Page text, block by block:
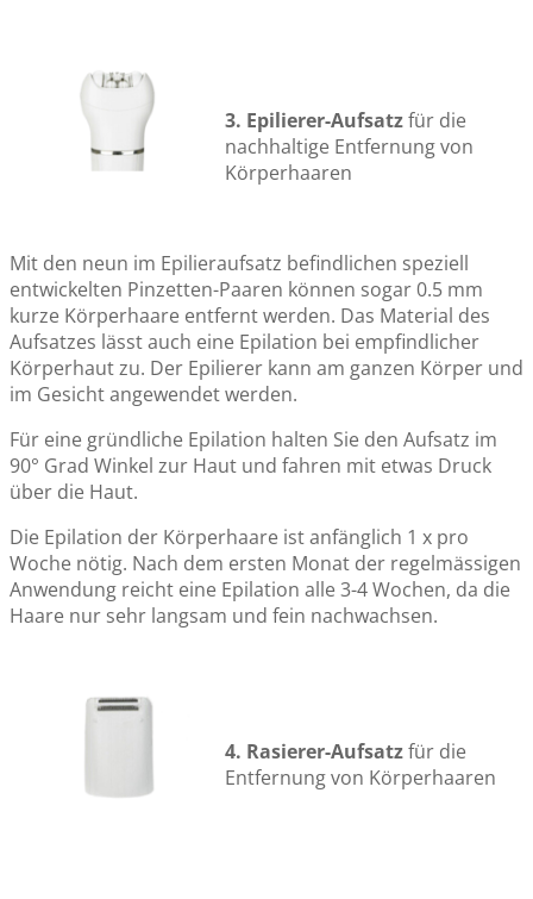
3. Epilierer-Aufsatzfür die
nachhaltige Entfernung von
Körperhaaren
Mit den neun im Epilieraufsatz befindlichen speziell
entwickelten Pinzetten-Paaren können sogar 0.5 mm
kurze Körperhaare entfernt werden. Das Material des
Aufsatzes lässt auch eine Epilation bei empfindlicher
Körperhaut zu. Der Epilierer kann am ganzen Körper und
im Gesicht angewendet werden.
Für eine gründliche Epilation halten Sie den Aufsatz im
90° Grad Winkel zur Haut und fahren mit etwas Druck
über die Haut.
Die Epilation der Körperhaare ist anfänglich 1 x pro
Woche nötig. Nach dem ersten Monat der regelmässigen
Anwendung reicht eine Epilation alle 3-4 Wochen, da die
Haare nur sehr langsam und fein nachwachsen.
4. Rasierer-Aufsatzfür die
Entfernung von Körperhaaren